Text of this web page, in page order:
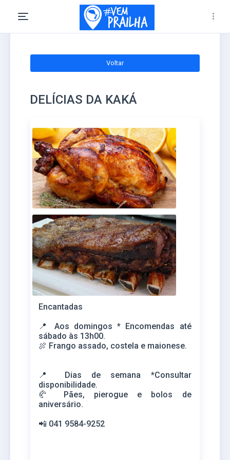
Voltar
DELÍCIAS DA KAKÁ
Encantadas
📍 Aos domingos * Encomendas até
sábado às 13h00.
🍖 Frango assado, costela e maionese.
📍 Dias de semana *Consultar
disponibilidade.
🥐 Pães, pierogue e bolos de
aniversário.
📲 041 9584-9252